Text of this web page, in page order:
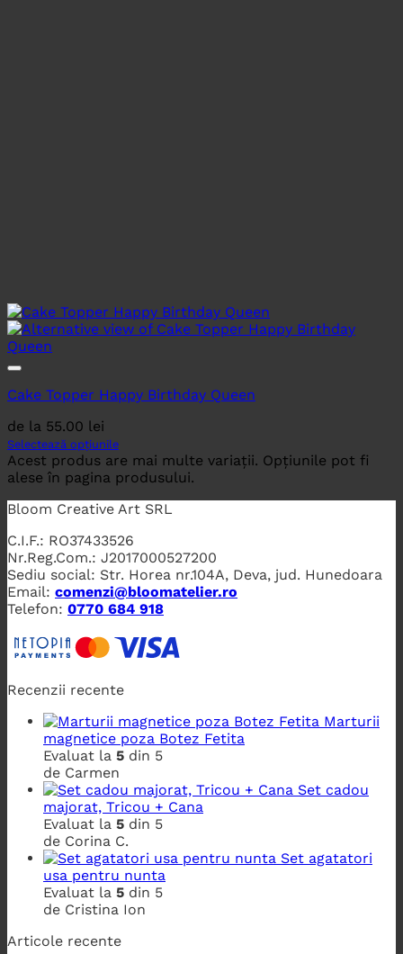
Cake Topper Happy Birthday Queen
de la 55.00 lei
Selectează opțiunile
Acest produs are mai multe variații. Opțiunile pot fi
alese în pagina produsului.
Bloom Creative Art SRL
C.I.F.: RO37433526
Nr.Reg.Com.: J2017000527200
Sediu social: Str. Horea nr.104A, Deva, jud. Hunedoara
Email: comenzi@bloomatelier.ro
Telefon: 0770 684 918
Recenzii recente
Marturii
magnetice poza Botez Fetita
Evaluat la 5 din 5
de Carmen
Set cadou
majorat, Tricou + Cana
Evaluat la 5 din 5
de Corina C.
Set agatatori
usa pentru nunta
Evaluat la 5 din 5
de Cristina Ion
Articole recente